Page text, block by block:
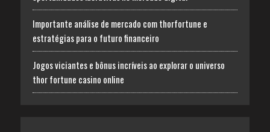
Importante análise de mercado com thorfortune e
estratégias para o futuro financeiro
Jogos viciantes e bônus incríveis ao explorar o universo
thor fortune casino online